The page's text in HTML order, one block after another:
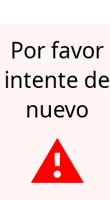
Por favor
intente de
nuevo
⚠️